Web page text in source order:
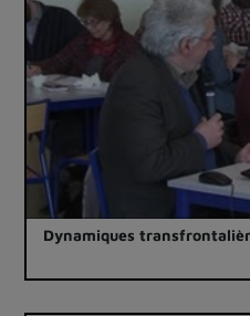
Dynamiques